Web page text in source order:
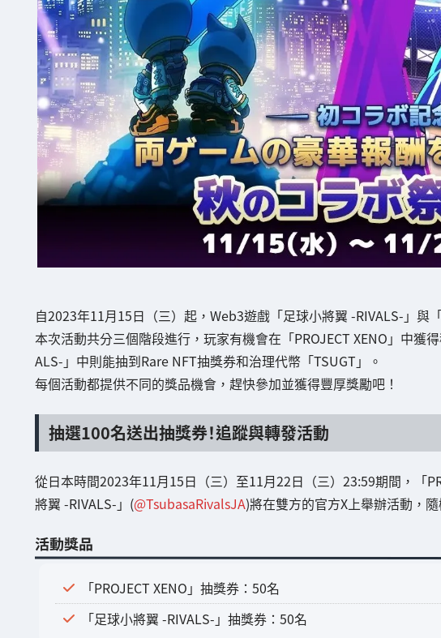
自2023年11月15日（三）起，Web3遊戲「足球小將翼 -RIVALS-」與
本次活動共分三個階段進行，玩家有機會在「PROJECT XENO」中獲
ALS-」中則能抽到Rare NFT抽獎券和治理代幣「TSUGT」。
每個活動都提供不同的獎品機會，趕快參加並獲得豐厚獎勵吧！
抽選100名送出抽獎券！追蹤與轉發活動
從日本時間2023年11月15日（三）至11月22日（三）23:59期間，「
將翼 -RIVALS-」(@TsubasaRivalsJA)將在雙方的官方X上舉辦活動，
活動獎品
「PROJECT XENO」抽獎券：50名
「足球小將翼 -RIVALS-」抽獎券：50名